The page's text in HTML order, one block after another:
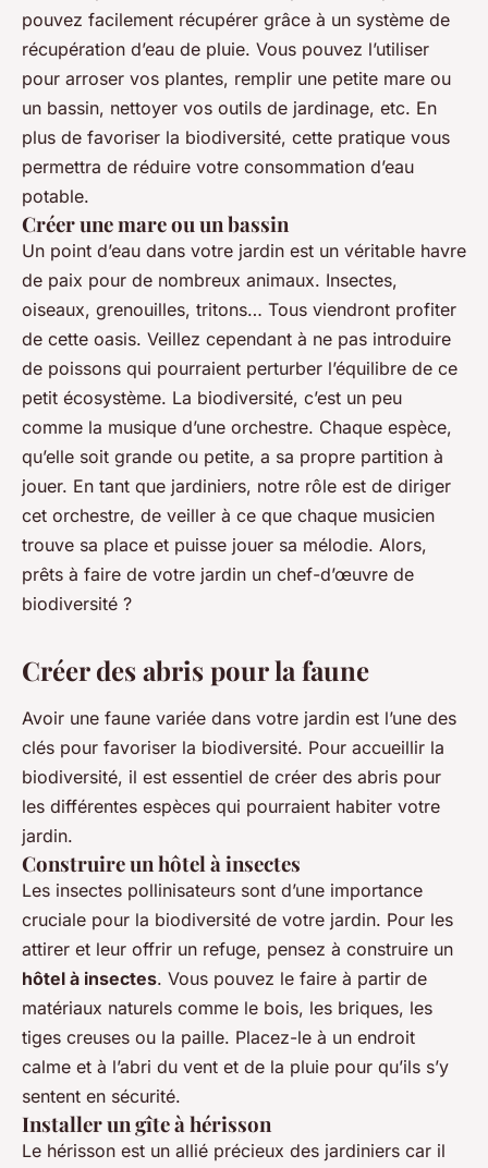
pouvez facilement récupérer grâce à un système de
récupération d’eau de pluie. Vous pouvez l’utiliser
pour arroser vos plantes, remplir une petite mare ou
un bassin, nettoyer vos outils de jardinage, etc. En
plus de favoriser la biodiversité, cette pratique vous
permettra de réduire votre consommation d’eau
potable.
Créer une mare ou un bassin
Un point d’eau dans votre jardin est un véritable havre
de paix pour de nombreux animaux. Insectes,
oiseaux, grenouilles, tritons… Tous viendront profiter
de cette oasis. Veillez cependant à ne pas introduire
de poissons qui pourraient perturber l’équilibre de ce
petit écosystème. La biodiversité, c’est un peu
comme la musique d’une orchestre. Chaque espèce,
qu’elle soit grande ou petite, a sa propre partition à
jouer. En tant que jardiniers, notre rôle est de diriger
cet orchestre, de veiller à ce que chaque musicien
trouve sa place et puisse jouer sa mélodie. Alors,
prêts à faire de votre jardin un chef-d’œuvre de
biodiversité ?
Créer des abris pour la faune
Avoir une faune variée dans votre jardin est l’une des
clés pour favoriser la biodiversité. Pour accueillir la
biodiversité, il est essentiel de créer des abris pour
les différentes espèces qui pourraient habiter votre
jardin.
Construire un hôtel à insectes
Les insectes pollinisateurs sont d’une importance
cruciale pour la biodiversité de votre jardin. Pour les
attirer et leur offrir un refuge, pensez à construire un
hôtel à insectes. Vous pouvez le faire à partir de
matériaux naturels comme le bois, les briques, les
tiges creuses ou la paille. Placez-le à un endroit
calme et à l’abri du vent et de la pluie pour qu’ils s’y
sentent en sécurité.
Installer un gîte à hérisson
Le hérisson est un allié précieux des jardiniers car il